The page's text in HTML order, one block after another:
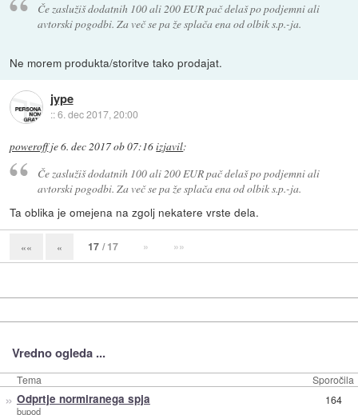
Če zaslužiš dodatnih 100 ali 200 EUR pač delaš po podjemni ali
avtorski pogodbi. Za več se pa že splača ena od olbik s.p.-ja.
Ne morem produkta/storitve tako prodajat.
jype
::6. dec 2017, 20:00
poweroffje6. dec 2017 ob 07:16izjavil:
Če zaslužiš dodatnih 100 ali 200 EUR pač delaš po podjemni ali
avtorski pogodbi. Za več se pa že splača ena od olbik s.p.-ja.
Ta oblika je omejena na zgolj nekatere vrste dela.
«« « 17 / 17 » »»
Vredno ogleda ...
Tema Sporočila
» Odprtje normiranega spja
bupod
164